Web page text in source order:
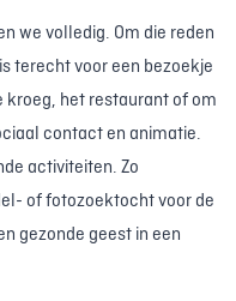
we volledig. Om die reden
terecht voor een bezoekje
kroeg, het restaurant of om
contact en animatie.
activiteiten. Zo
of fotozoektocht voor de
gezonde geest in een